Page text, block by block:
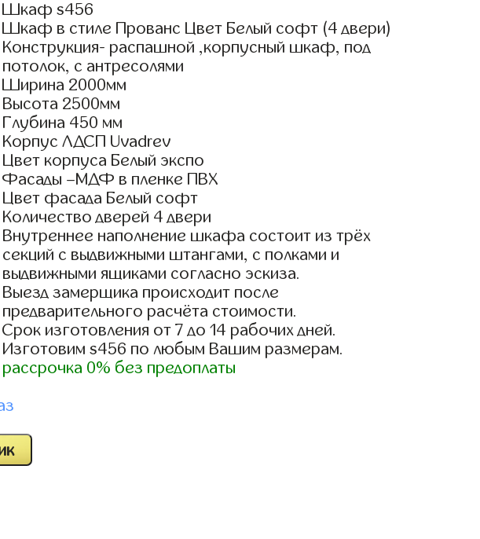
Шкаф s456
Шкаф в стиле Прованс Цвет Белый софт (4 двери)
Конструкция- распашной ,корпусный шкаф, под
потолок, с антресолями
Ширина 2000мм
Высота 2500мм
Глубина 450 мм
Корпус ЛДСП Uvadrev
Цвет корпуса Белый экспо
Фасады –МДФ в пленке ПВХ
Цвет фасада Белый софт
Количество дверей 4 двери
Внутреннее наполнение шкафа состоит из трёх
секций с выдвижными штангами, с полками и
выдвижными ящиками согласно эскиза.
Выезд замерщика происходит после
предварительного расчёта стоимости.
Срок изготовления от 7 до 14 рабочих дней.
Изготовим s456 по любым Вашим размерам.
рассрочка 0% без предоплаты